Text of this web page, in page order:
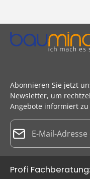
Abonnieren Sie jetzt
Newsletter, um
Angebote informiert
E-Mail-Adresse*
Datenschutz
Ich habe die
Die mit einem Stern (*)
Profi Fachberatung: